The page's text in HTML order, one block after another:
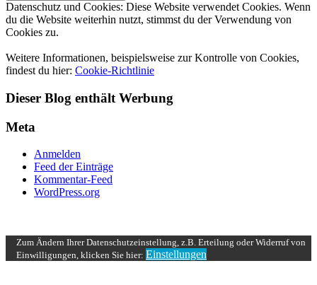
Datenschutz und Cookies: Diese Website verwendet Cookies. Wenn
du die Website weiterhin nutzt, stimmst du der Verwendung von
Cookies zu.
Weitere Informationen, beispielsweise zur Kontrolle von Cookies,
findest du hier: Cookie-Richtlinie
Dieser Blog enthält Werbung
Meta
Anmelden
Feed der Einträge
Kommentar-Feed
WordPress.org
Zum Ändern Ihrer Datenschutzeinstellung, z.B. Erteilung oder Widerruf von
Einwilligungen, klicken Sie hier: Einstellungen